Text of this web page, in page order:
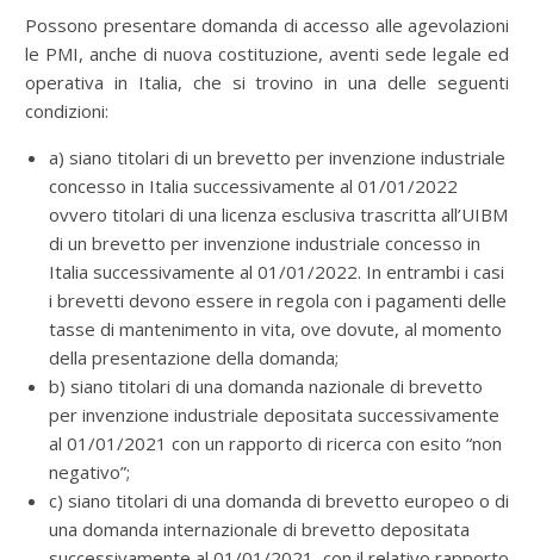
Possono presentare domanda di accesso alle agevolazioni
le PMI, anche di nuova costituzione, aventi sede legale ed
operativa in Italia, che si trovino in una delle seguenti
condizioni:
a) siano titolari di un brevetto per invenzione industriale
concesso in Italia successivamente al 01/01/2022
ovvero titolari di una licenza esclusiva trascritta all’UIBM
di un brevetto per invenzione industriale concesso in
Italia successivamente al 01/01/2022. In entrambi i casi
i brevetti devono essere in regola con i pagamenti delle
tasse di mantenimento in vita, ove dovute, al momento
della presentazione della domanda;
b) siano titolari di una domanda nazionale di brevetto
per invenzione industriale depositata successivamente
al 01/01/2021 con un rapporto di ricerca con esito “non
negativo”;
c) siano titolari di una domanda di brevetto europeo o di
una domanda internazionale di brevetto depositata